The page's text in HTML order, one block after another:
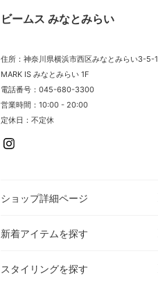
ビームス みなとみらい
住所：神奈川県横浜市西区みなとみらい3-5-1
MARK IS みなとみらい 1F
電話番号：045-680-3300
営業時間：10:00 - 20:00
定休日：不定休
ショップ詳細ページ
新着アイテムを探す
スタイリングを探す